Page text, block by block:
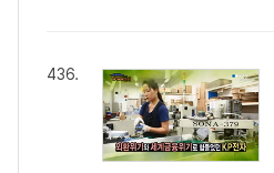
436.